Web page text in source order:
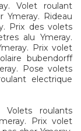
Volet roulant
Ymeray. Rideau
Prix des volets
alu Ymeray.
Prix volet
bubendorff
Pose volets
electrique
Volets roulants
Prix volet